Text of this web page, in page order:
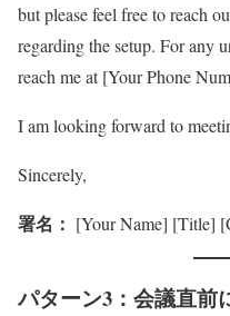
but please feel free to reach
regarding the setup. For any
reach me at [Your Phone
I am looking forward to
Sincerely,
署名： [Your Name] [Title]
パターン3：会議直前